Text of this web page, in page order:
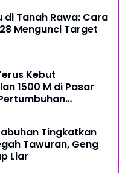
Tanah Rawa: Cara
Mengunci Target
Kebut
1500 M di Pasar
Tingkatkan
Tawuran, Geng
Liar